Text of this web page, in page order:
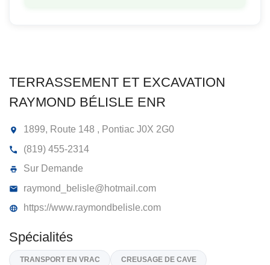
TERRASSEMENT ET EXCAVATION
RAYMOND BÉLISLE ENR
(819) 455-2314